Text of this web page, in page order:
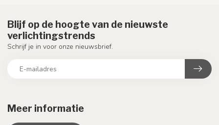
Meer informatie
Blijf op de hoogte van de nieuwste
verlichtingstrends
Schrijf je in voor onze nieuwsbrief.